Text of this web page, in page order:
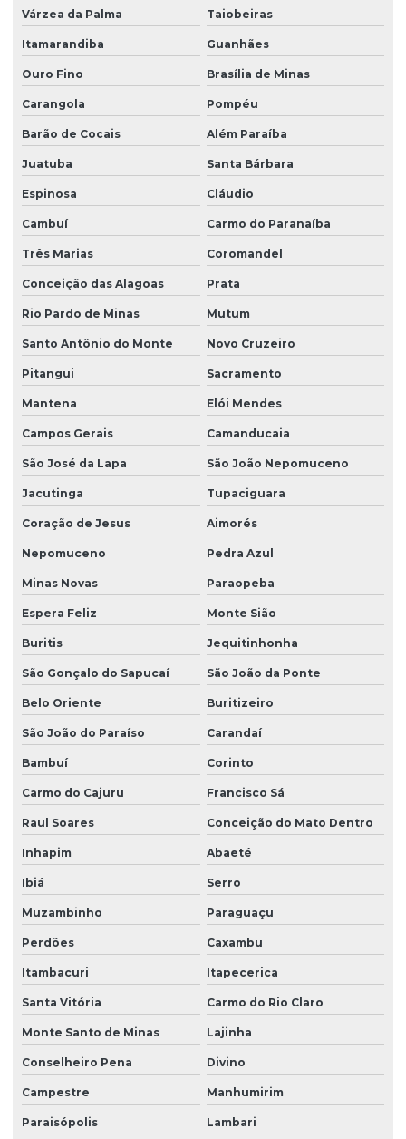
Várzea da Palma Taiobeiras
Itamarandiba Guanhães
Ouro Fino Brasília de Minas
Carangola Pompéu
Barão de Cocais Além Paraíba
Juatuba Santa Bárbara
Espinosa Cláudio
Cambuí Carmo do Paranaíba
Três Marias Coromandel
Conceição das Alagoas Prata
Rio Pardo de Minas Mutum
Santo Antônio do Monte Novo Cruzeiro
Pitangui Sacramento
Mantena Elói Mendes
Campos Gerais Camanducaia
São José da Lapa São João Nepomuceno
Jacutinga Tupaciguara
Coração de Jesus Aimorés
Nepomuceno Pedra Azul
Minas Novas Paraopeba
Espera Feliz Monte Sião
Buritis Jequitinhonha
São Gonçalo do Sapucaí São João da Ponte
Belo Oriente Buritizeiro
São João do Paraíso Carandaí
Bambuí Corinto
Carmo do Cajuru Francisco Sá
Raul Soares Conceição do Mato Dentro
Inhapim Abaeté
Ibiá Serro
Muzambinho Paraguaçu
Perdões Caxambu
Itambacuri Itapecerica
Santa Vitória Carmo do Rio Claro
Monte Santo de Minas Lajinha
Conselheiro Pena Divino
Campestre Manhumirim
Paraisópolis Lambari